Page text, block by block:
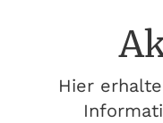
Hier